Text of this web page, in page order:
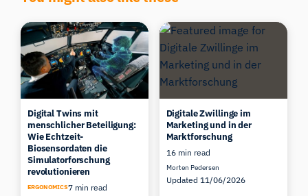
Digital Twins mit
menschlicher Beteiligung:
Wie Echtzeit-
Biosensordaten die
Simulatorforschung
revolutionieren
ERGONOMICS7 min read
Digitale Zwillinge im
Marketing und in der
Marktforschung
16 min read
Morten Pedersen
Updated 11/06/2026